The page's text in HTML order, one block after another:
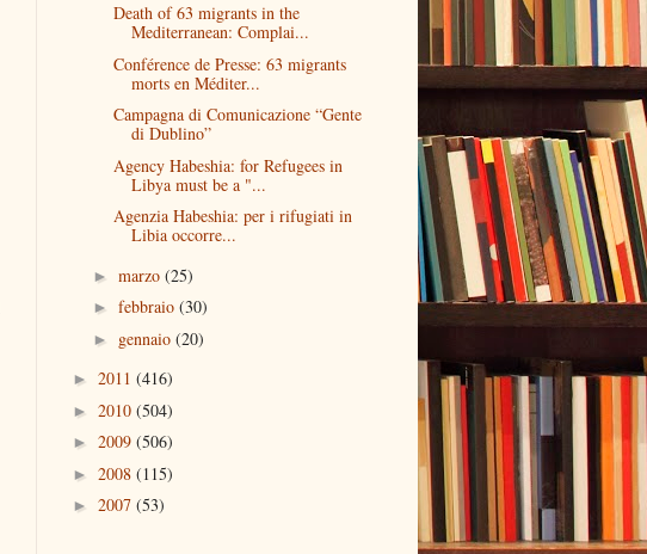
Death of 63 migrants in the
Mediterranean: Complai...
Conférence de Presse: 63 migrants
morts en Méditer...
Campagna di Comunicazione “Gente
di Dublino”
Agency Habeshia: for Refugees in
Libya must be a "...
Agenzia Habeshia: per i rifugiati in
Libia occorre...
► marzo (25)
► febbraio (30)
► gennaio (20)
► 2011 (416)
► 2010 (504)
► 2009 (506)
► 2008 (115)
► 2007 (53)